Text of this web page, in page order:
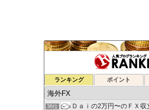
ランキング ポイント
34位 ゆるゆる兼業投資家Vtuber
35位
36位 Ｄａｉの2万円〜のＦＸ収